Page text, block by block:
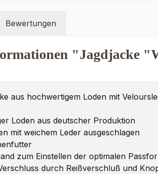
Bewertungen
"Jagdjacke
aus hochwertigem Loden mit
Loden aus deutscher Produktion
mit weichem Leder ausgeschlagen
zum Einstellen der optimalen
durch Reißverschluß und